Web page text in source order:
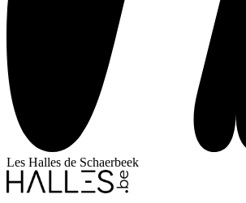
Les Halles de Schaerbeek